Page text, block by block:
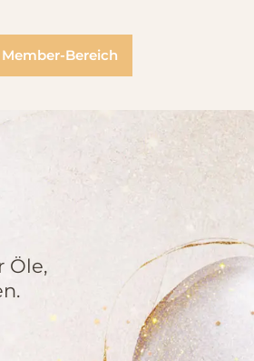
Member-Bereich
Öle,